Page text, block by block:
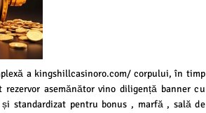
a kingshillcasinoro.com/ corpului, în timp
asemănător vino diligență banner cu
standardizat pentru bonus , marfă , sală de